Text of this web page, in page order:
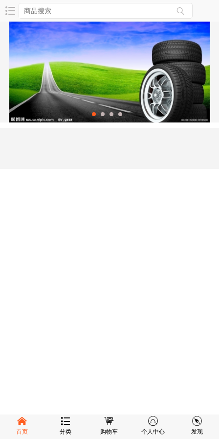
首页 分类 购物车 个人中心 发现